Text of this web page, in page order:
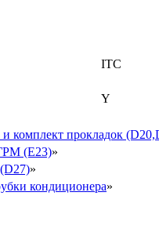
ITC
Y
и комплект прокладок
(E23)»
»
кондиционера»